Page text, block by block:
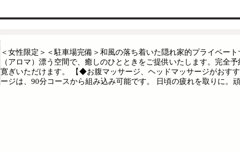
＜女性限定＞＜駐車場完備＞和風の落ち着いた隠れ家的プライベー
（アロマ）漂う空間で、癒しのひとときをご提供いたします。完全
寛ぎいただけます。 【◆お腹マッサージ、ヘッドマッサージがおす
ージは、90分コースから組み込み可能です。 日頃の疲れを取りに。